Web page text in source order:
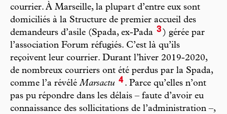
courrier. À Marseille, la plupart d’entre eux sont
domiciliés à la Structure de premier accueil des
demandeurs d’asile (Spada, ex-Pada 3 ) gérée par
l’association Forum réfugiés. C’est là qu’ils
reçoivent leur courrier. Durant l’hiver 2019-2020,
de nombreux courriers ont été perdus par la Spada,
comme l’a révéléMarsactu 4. Parce qu’elles n’ont
pas pu répondre dans les délais – faute d’avoir eu
connaissance des sollicitations de l’administration –,